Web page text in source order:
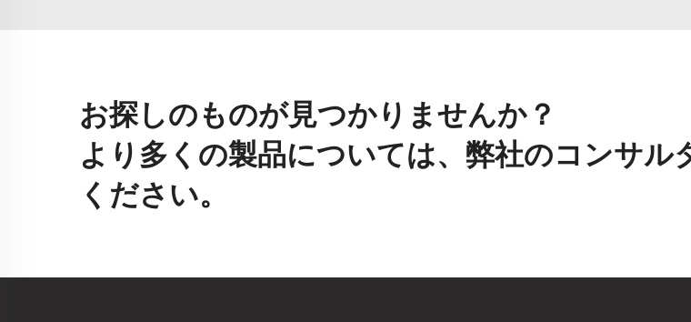
お探しのものが見つかりませんか？
より多くの製品については、弊社のコンサル
ください。